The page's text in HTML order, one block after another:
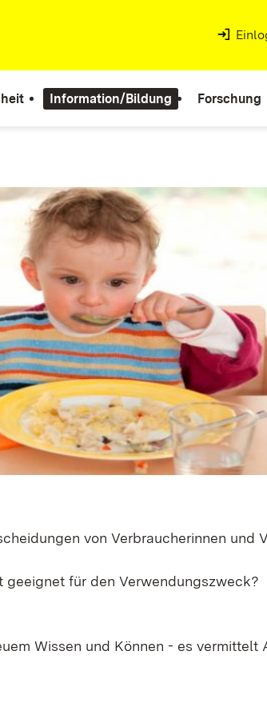
Information/Bildung Forschung
von Verbraucherinnen und
für den Verwendungszweck?
Wissen und Können - es vermittelt